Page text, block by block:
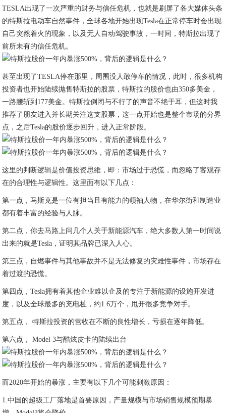
TESLA出现了一次严重的财务与信任危机，也就是刷屏了各大媒体头条
的特斯拉电动车自然事件，全球各地开始出现Tesla在正常停车时会出现
自己突然着火的现象，以及无人自动驾驶事故，一时间，特斯拉出现了
前所未有的信任危机。
甚至出现了TESLA停在那里，周围没人敢停车的情况，此时，很多机构
投资者也开始陆续抛售特斯拉的股票，特斯拉的股价也由350多美金，
一路腰斩到177美金。特斯拉倒闭与不行了的声音不绝于耳，但这时我
推荐了朋友进入并长期关注这支股票，这一点开始也是整个市场的分界
点，之后Tesla的股价逐步回升，进入正常阶段。
这里的判断逻辑是价值投资思維，即：市场过于恐慌，而忽略了客观存
在的合理性与逻辑性。这里面有以下几点：
第一点，马斯克是一位有担当且有能力的领袖人物，在华尔街和制造业
都有着丰富的经验与人脉。
第二点，你去马路上问几个人关于新能源汽车，绝大多数人第一时间说
出来的就是Tesla，证明其品牌已深入人心。
第三点，自燃事件与其他事故并不是无法修复的灾难性事件，市场存在
着过渡的恐慌。
第四点，Tesla拥有着其他企业难以企及的专注于新能源的设施开发进
度，以及全球最多的充电桩，约1.6万个，甩开很多竞争对手。
第五点， 特斯拉投资的营收在不断的良性增长，亏损在逐年降低。
第六点， Model 3与酷炫皮卡的陆续出台
而2020年开始的暴涨，主要有以下几个可能刺激原因：
1.中国的超级工厂落地是首要原因，产量规模与市场销售规模预期暴